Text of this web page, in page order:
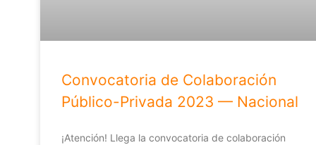
Convocatoria de Colaboración
Público-Privada 2023 — Nacional
¡Atención! Llega la convocatoria de colaboración